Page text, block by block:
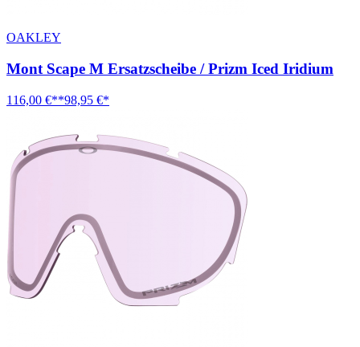
OAKLEY
Mont Scape M Ersatzscheibe / Prizm Iced Iridium
116,00 €**98,95 €*